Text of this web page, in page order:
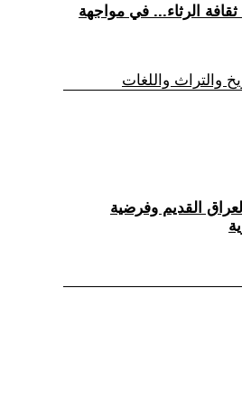
ثقافة الرثاء... في مواجهة
والتراث واللغات
القديم وفرضية